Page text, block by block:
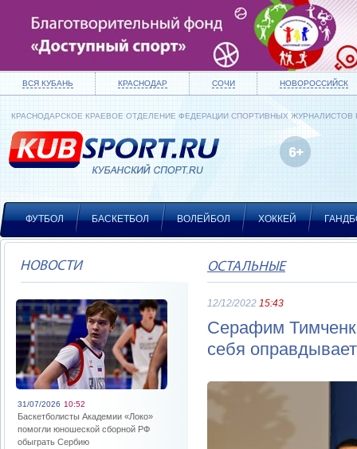
ВСЯ КУБАНЬ КРАСНОДАР СОЧИ НОВОРОССИЙСК
КРАСНОДАРСКОЕ КРАЕВОЕ ОТДЕЛЕНИЕ ФЕДЕРАЦИИ СПОРТИВНЫХ ЖУРНАЛИСТОВ
ФУТБОЛ БАСКЕТБОЛ ВОЛЕЙБОЛ ХОККЕЙ
НОВОСТИ
31/07/2026 10:52
Баскетболисты Академии «Локо»
помогли юношеской сборной РФ
обыграть Сербию
ОСТАЛЬНЫЕ
12/12/2022 15:43
Серафим
себя оправдывает